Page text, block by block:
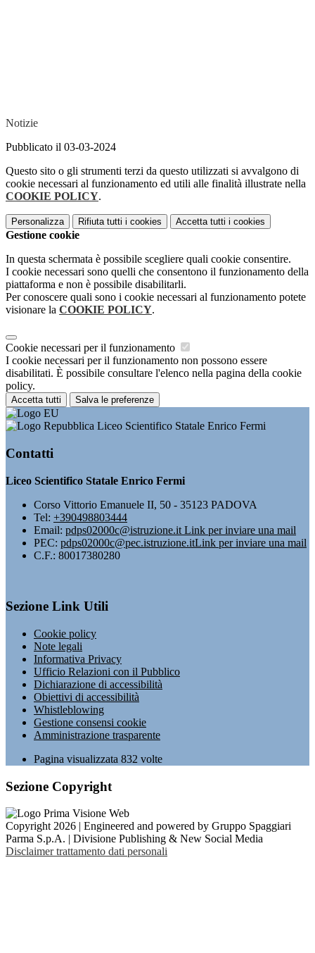
Notizie
Pubblicato il 03-03-2024
Questo sito o gli strumenti terzi da questo utilizzati si avvalgono di
cookie necessari al funzionamento ed utili alle finalità illustrate nella
COOKIE POLICY.
Personalizza Rifiuta tutti i cookies Accetta tutti i cookies
Gestione cookie
In questa schermata è possibile scegliere quali cookie consentire.
I cookie necessari sono quelli che consentono il funzionamento della
piattaforma e non è possibile disabilitarli.
Per conoscere quali sono i cookie necessari al funzionamento potete
visionare la COOKIE POLICY.
Cookie necessari per il funzionamento
I cookie necessari per il funzionamento non possono essere
disabilitati. È possibile consultare l'elenco nella pagina della cookie
policy.
Accetta tutti Salva le preferenze
Liceo Scientifico Statale Enrico Fermi
Contatti
Liceo Scientifico Statale Enrico Fermi
Corso Vittorio Emanuele II, 50 - 35123 PADOVA
Tel: +390498803444
Email: pdps02000c@istruzione.it Link per inviare una mail
PEC: pdps02000c@pec.istruzione.itLink per inviare una mail
C.F.: 80017380280
Sezione Link Utili
Cookie policy
Note legali
Informativa Privacy
Ufficio Relazioni con il Pubblico
Dichiarazione di accessibilità
Obiettivi di accessibilità
Whistleblowing
Gestione consensi cookie
Amministrazione trasparente
Pagina visualizzata 832 volte
Sezione Copyright
Copyright 2026 | Engineered and powered by Gruppo Spaggiari
Parma S.p.A. | Divisione Publishing & New Social Media
Disclaimer trattamento dati personali